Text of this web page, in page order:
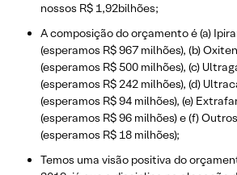
nossos R$ 1,92bilhões;
​A composição do orçamento é (a)
(esperamos R$ 967 milhões), (b)
(esperamos R$ 500 milhões), (c)
(esperamos R$ 242 milhões), (d)
(esperamos R$ 94 milhões), (e)
(esperamos R$ 96 milhões) e (f)
(esperamos R$ 18 milhões);
​Temos uma visão positiva do